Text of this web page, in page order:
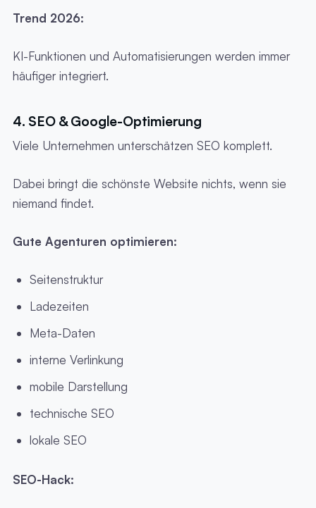
Trend 2026:
KI-Funktionen und Automatisierungen werden immer
häufiger integriert.
4. SEO & Google-Optimierung
Viele Unternehmen unterschätzen SEO komplett.
Dabei bringt die schönste Website nichts, wenn sie
niemand findet.
Gute Agenturen optimieren:
Seitenstruktur
Ladezeiten
Meta-Daten
interne Verlinkung
mobile Darstellung
technische SEO
lokale SEO
SEO-Hack: